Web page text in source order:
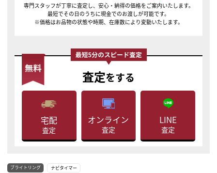
専門スタッフが丁寧に査定し、安心・納得の価格をご案内いたします。
最短でその日のうちに現金でのお渡しが可能です。
※価格はお品物の状態や時期、在庫数により変動いたします。
査定をする
宅配
査定
オンライン
査定
LINE
査定
ブライトリング ナビタイマー